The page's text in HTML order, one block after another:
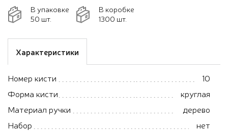
В упаковке
50 шт.
В коробке
1300 шт.
Характеристики
Номер кисти
10
Форма кисти
круглая
Материал ручки
дерево
Набор
нет